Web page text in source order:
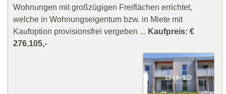
Wohnungen mit großzügigen Freiflächen errichtet,
welche in Wohnungseigentum bzw. in Miete mit
Kaufoption provisionsfrei vergeben ... Kaufpreis: €
276.105,-